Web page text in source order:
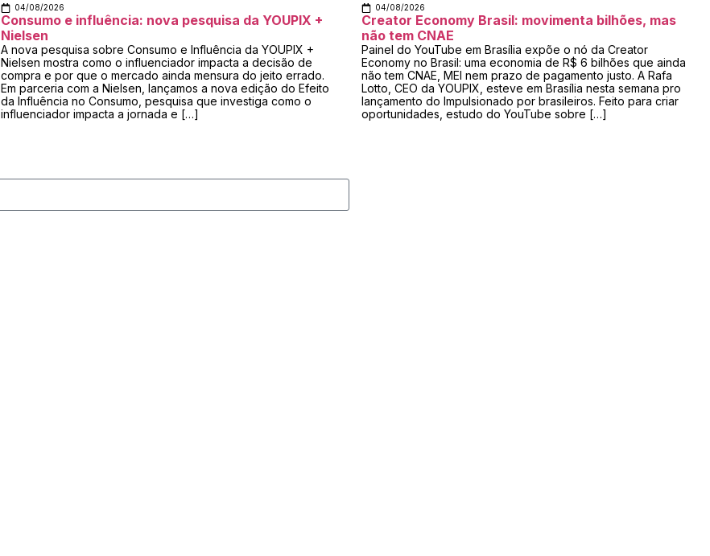
04/08/2026
Consumo e influência: nova pesquisa da YOUPIX +
Nielsen
A nova pesquisa sobre Consumo e Influência da YOUPIX +
Nielsen mostra como o influenciador impacta a decisão de
compra e por que o mercado ainda mensura do jeito errado.
Em parceria com a Nielsen, lançamos a nova edição do Efeito
da Influência no Consumo, pesquisa que investiga como o
influenciador impacta a jornada e […]
04/08/2026
Creator Economy Brasil: movimenta bilhões, mas
não tem CNAE
Painel do YouTube em Brasília expõe o nó da Creator
Economy no Brasil: uma economia de R$ 6 bilhões que ainda
não tem CNAE, MEI nem prazo de pagamento justo. A Rafa
Lotto, CEO da YOUPIX, esteve em Brasília nesta semana pro
lançamento do Impulsionado por brasileiros. Feito para criar
oportunidades, estudo do YouTube sobre […]